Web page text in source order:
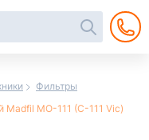
Фильтры
MO-111 (C-111 Vic)